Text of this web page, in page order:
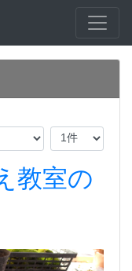
教室の